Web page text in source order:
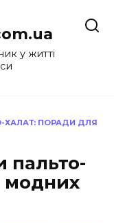
у житті
ХАЛАТ: ПОРАДИ ДЛЯ
пальто-
модних